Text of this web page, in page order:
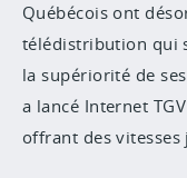
Québécois ont
télédistribution qui
la supériorité de
a lancé Internet
offrant des vitesses